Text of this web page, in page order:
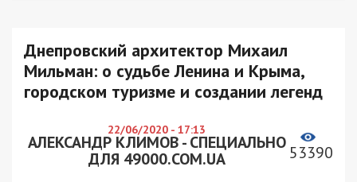
Днепровский архитектор Михаил
Мильман: о судьбе Ленина и Крыма,
городском туризме и создании легенд
22/06/2020 - 17:13
АЛЕКСАНДР КЛИМОВ - СПЕЦИАЛЬНО
ДЛЯ 49000.COM.UA
53390